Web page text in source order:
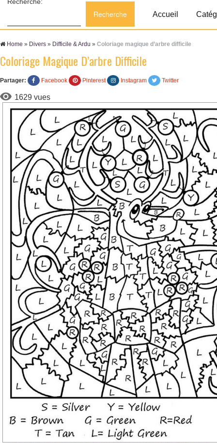
Accueil
Home » Divers » Difficile & Ardu » Coloriage magique d’arbre difficile
Coloriage Magique D’arbre Difficile
Partager: Facebook Pinterest Instagram Twitter
1629 vues